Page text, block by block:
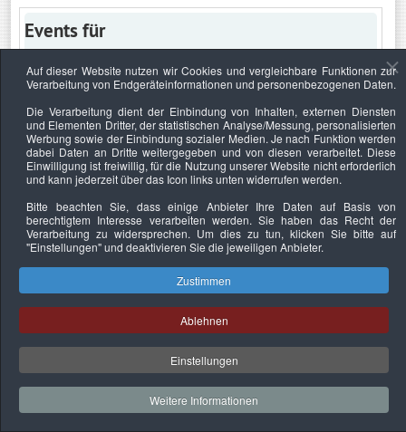
Events für
Keine Termine
Datenschutzerklärung Urheberrechtsnachweise Nachhaltigkeit
Copyright © 2026. Bundesverband Deutscher
Sachverständiger und Fachgutachter e.V..
Auf dieser Website nutzen wir Cookies und vergleichbare Funktionen zur
Verarbeitung von Endgeräteinformationen und personenbezogenen Daten.
Die Verarbeitung dient der Einbindung von Inhalten, externen Diensten
und Elementen Dritter, der statistischen Analyse/Messung, personalisierten
Werbung sowie der Einbindung sozialer Medien. Je nach Funktion werden
dabei Daten an Dritte weitergegeben und von diesen verarbeitet. Diese
Einwilligung ist freiwillig, für die Nutzung unserer Website nicht erforderlich
und kann jederzeit über das Icon links unten widerrufen werden.
Bitte beachten Sie, dass einige Anbieter Ihre Daten auf Basis von
berechtigtem Interesse verarbeiten werden. Sie haben das Recht der
Verarbeitung zu widersprechen. Um dies zu tun, klicken Sie bitte auf
"Einstellungen"und deaktivieren Sie die jeweiligen Anbieter.
Zustimmen
Ablehnen
Einstellungen
Weitere Informationen